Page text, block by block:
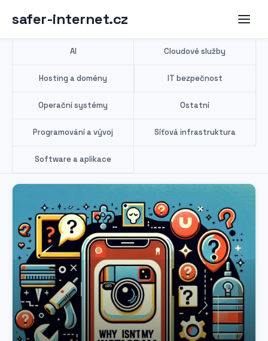
safer-internet.cz
AI Cloudové služby
Hosting a domény IT bezpečnost
Operační systémy Ostatní
Programování a vývoj Síťová infrastruktura
Software a aplikace